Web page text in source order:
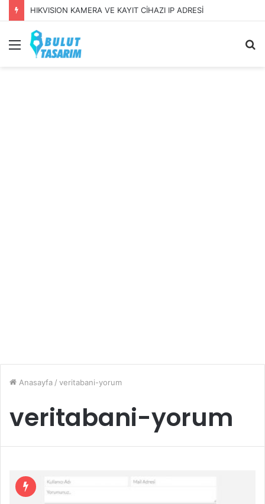
HIKVISION KAMERA VE KAYIT CİHAZI IP ADRESİ
Menü
Anasayfa / veritabani-yorum
veritabani-yorum